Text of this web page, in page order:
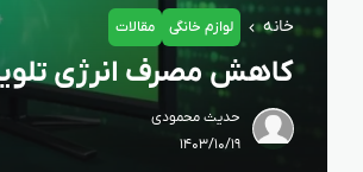
خانه لوازم خانگی مقالات
کاهش مصرف انرژی
حدیث محمودی
۱۴۰۳/۱۰/۱۹